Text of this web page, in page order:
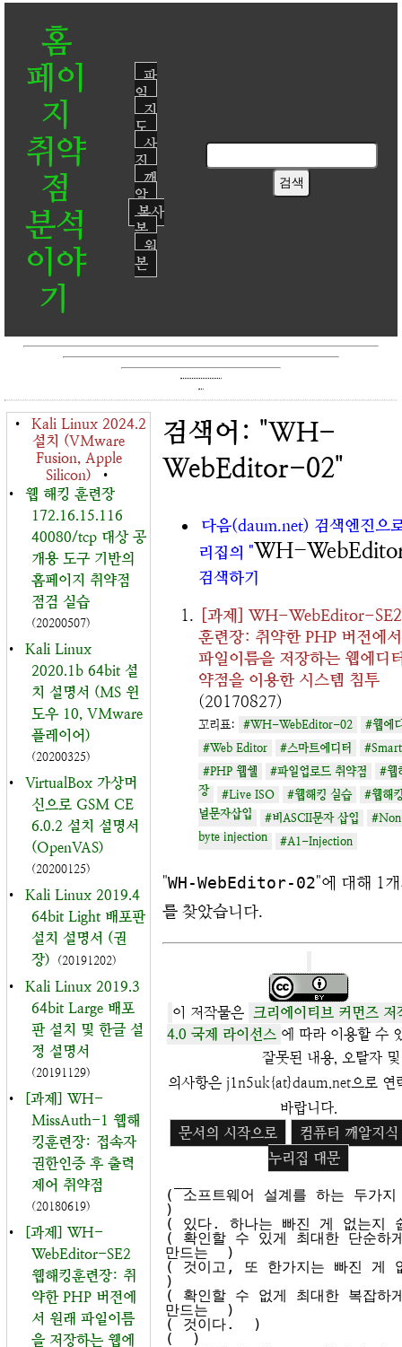
홈
페이
지
취약
점
분석
이야
기
파
일
지
도
사
진
깨
알
복사
본
원
본
•
Kali Linux 2024.2
설치 (VMware
Fusion, Apple
Silicon)
•
•
웹 해킹 훈련장
172.16.15.116
40080/tcp 대상 공
개용 도구 기반의
홈페이지 취약점
점검 실습
(20200507)
•
Kali Linux
2020.1b 64bit 설
치 설명서 (MS 윈
도우 10, VMware
플레이어)
(20200325)
•
VirtualBox 가상머
신으로 GSM CE
6.0.2 설치 설명서
(OpenVAS)
(20200125)
•
Kali Linux 2019.4
64bit Light 배포판
설치 설명서 (권
장)
(20191202)
•
Kali Linux 2019.3
64bit Large 배포
판 설치 및 한글 설
정 설명서
(20191129)
•
[과제] WH-
MissAuth-1 웹해
킹훈련장: 접속자
권한인증 후 출력
제어 취약점
(20180619)
•
[과제] WH-
WebEditor-SE2
웹해킹훈련장: 취
약한 PHP 버전에
서 원래 파일이름
을 저장하는 웹에
검색어: "WH-
WebEditor-02"
다음(daum.net) 검색엔진으
리집의 "WH-
검색하기
[과제] WH-WebEditor-
훈련장: 취약한 PHP 버전에
파일이름을 저장하는 웹에디
약점을 이용한 시스템 침투
(20170827)
꼬리표: #WH-WebEditor-02
#웹에
#Web Editor
#스마트에디터
#PHP 웹쉘
#파일업로드 취약점 #웹
장 #Live ISO #웹해킹 실습 #웹해
널문자삽입 #비ASCII문자 삽입
byte injection #A1-Injection
"WH-WebEditor-02"에 대해 1
를 찾았습니다.
이 저작물은 크리에이티브 커먼즈 저
4.0 국제 라이선스 에 따라 이용할 수
잘못된 내용, 오탈자
의사항은 j1n5uk{at}daum.net으로 연
바랍니다.
문서의 시작으로
컴퓨터 깨알지식
누리집 대문
( 소프트웨어 설계를 하는 두가지
)
( 있다. 하나는 빠진 게 없는지
( 확인할 수 있게 최대한 단순하
만드는  )
( 것이고, 또 한가지는 빠진 게
)
( 확인할 수 없게 최대한 복잡하
만드는  )
( 것이다.  )
(  )